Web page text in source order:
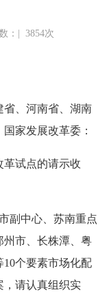
：| 3854次
省、河南省、湖南
家发展改革委：
试点的请示收
副中心、苏南重点
州市、长株潭、粤
个要素市场化配
，请认真组织实